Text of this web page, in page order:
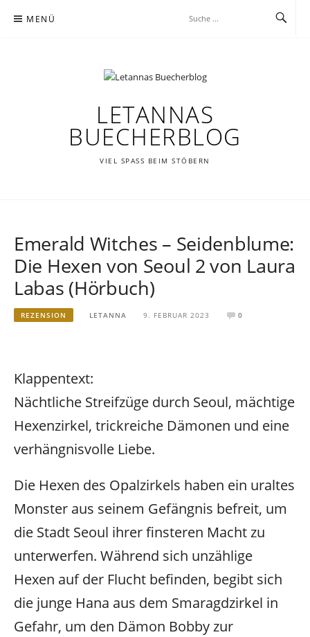
Inhalt MENÜ
LETANNAS
BUECHERBLOG
VIEL SPASS BEIM STÖBERN
Emerald Witches – Seidenblume:
Die Hexen von Seoul 2 von Laura
Labas (Hörbuch)
REZENSION LETANNA 9. FEBRUAR 2023 0
Klappentext:
Nächtliche Streifzüge durch Seoul, mächtige
Hexenzirkel, trickreiche Dämonen und eine
verhängnisvolle Liebe.
Die Hexen des Opalzirkels haben ein uraltes
Monster aus seinem Gefängnis befreit, um
die Stadt Seoul ihrer finsteren Macht zu
unterwerfen. Während sich unzählige
Hexen auf der Flucht befinden, begibt sich
die junge Hana aus dem Smaragdzirkel in
Gefahr, um den Dämon Bobby zur